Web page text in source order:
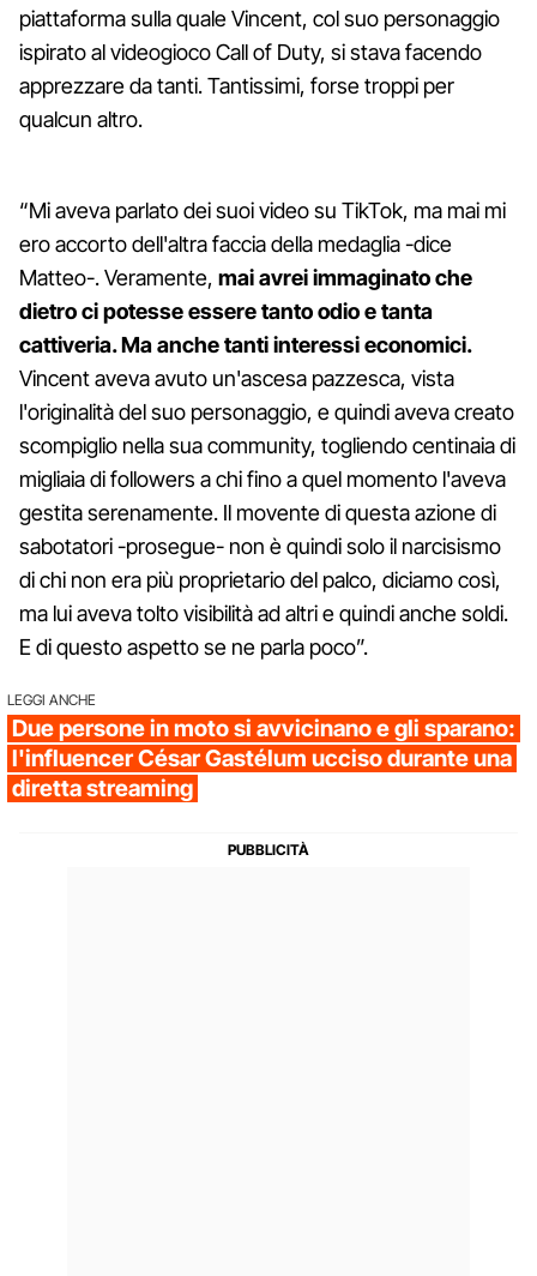
piattaforma sulla quale Vincent, col suo personaggio
ispirato al videogioco Call of Duty, si stava facendo
apprezzare da tanti. Tantissimi, forse troppi per
qualcun altro.
“Mi aveva parlato dei suoi video su TikTok, ma mai mi
ero accorto dell'altra faccia della medaglia -dice
Matteo-. Veramente, mai avrei immaginato che
dietro ci potesse essere tanto odio e tanta
cattiveria. Ma anche tanti interessi economici.
Vincent aveva avuto un'ascesa pazzesca, vista
l'originalità del suo personaggio, e quindi aveva creato
scompiglio nella sua community, togliendo centinaia di
migliaia di followers a chi fino a quel momento l'aveva
gestita serenamente. Il movente di questa azione di
sabotatori -prosegue- non è quindi solo il narcisismo
di chi non era più proprietario del palco, diciamo così,
ma lui aveva tolto visibilità ad altri e quindi anche soldi.
E di questo aspetto se ne parla poco”.
LEGGI ANCHE
Due persone in moto si avvicinano e gli sparano:
l'influencer César Gastélum ucciso durante una
diretta streaming